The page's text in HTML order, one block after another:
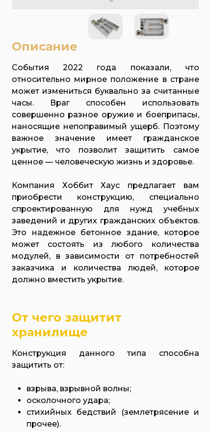
Описание
События 2022 года показали, что
относительно мирное положение в стране
может измениться буквально за считанные
часы. Враг способен использовать
совершенно разное оружие и боеприпасы,
наносящие непоправимый ущерб. Поэтому
важное значение имеет гражданское
укрытие, что позволит защитить самое
ценное — человеческую жизнь и здоровье.
Компания Хоббит Хаус предлагает вам
приобрести конструкцию, специально
спроектированную для нужд учебных
заведений и других гражданских объектов.
Это надежное бетонное здание, которое
может состоять из любого количества
модулей, в зависимости от потребностей
заказчика и количества людей, которое
должно вместить укрытие.
От чего защитит
хранилище
Конструкция данного типа способна
защитить от:
взрыва, взрывной волны;
осколочного удара;
стихийных бедствий (землетрясение и
прочее).